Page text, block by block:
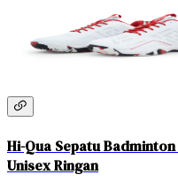
Hi-Qua Sepatu
Unisex Ringan